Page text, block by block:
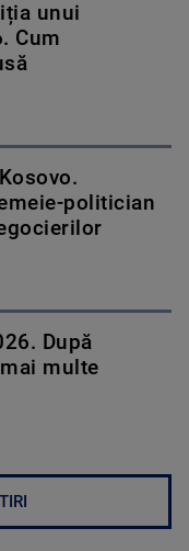
unui
Cum
politician
După
multe